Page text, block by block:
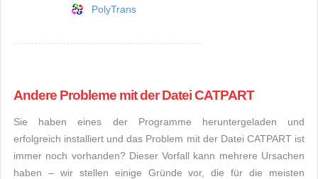
PolyTrans
Andere Probleme mit der Datei CATPART
Sie haben eines der Programme heruntergeladen und
erfolgreich installiert und das Problem mit der Datei CATPART ist
immer noch vorhanden? Dieser Vorfall kann mehrere Ursachen
haben – wir stellen einige Gründe vor, die für die meisten